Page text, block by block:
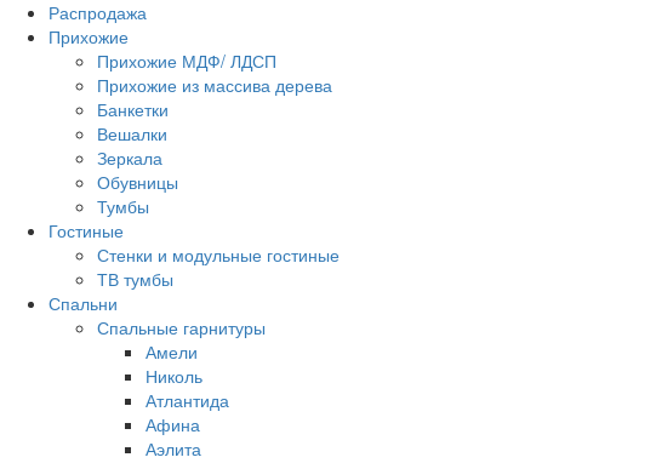
Распродажа
Прихожие
Прихожие МДФ/ ЛДСП
Прихожие из массива дерева
Банкетки
Вешалки
Зеркала
Обувницы
Тумбы
Гостиные
Стенки и модульные гостиные
ТВ тумбы
Спальни
Спальные гарнитуры
Амели
Николь
Атлантида
Афина
Аэлита